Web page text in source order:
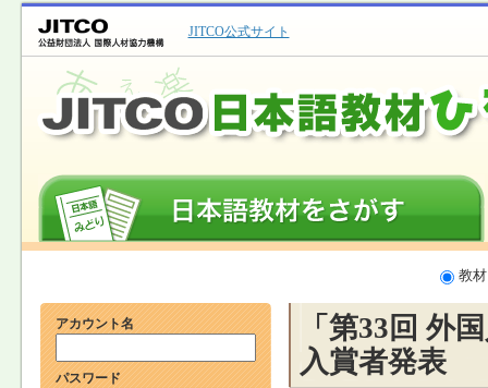
JITCO公式サイト
教
アカウント名
パスワード
「第33回 外
入賞者発表